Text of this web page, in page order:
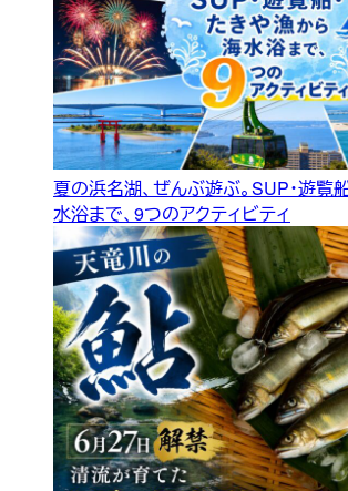
夏の浜名湖、ぜんぶ遊ぶ。SUP・遊覧
水浴まで、9つのアクティビティ